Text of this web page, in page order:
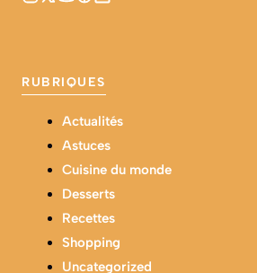
RUBRIQUES
Actualités
Astuces
Cuisine du monde
Desserts
Recettes
Shopping
Uncategorized